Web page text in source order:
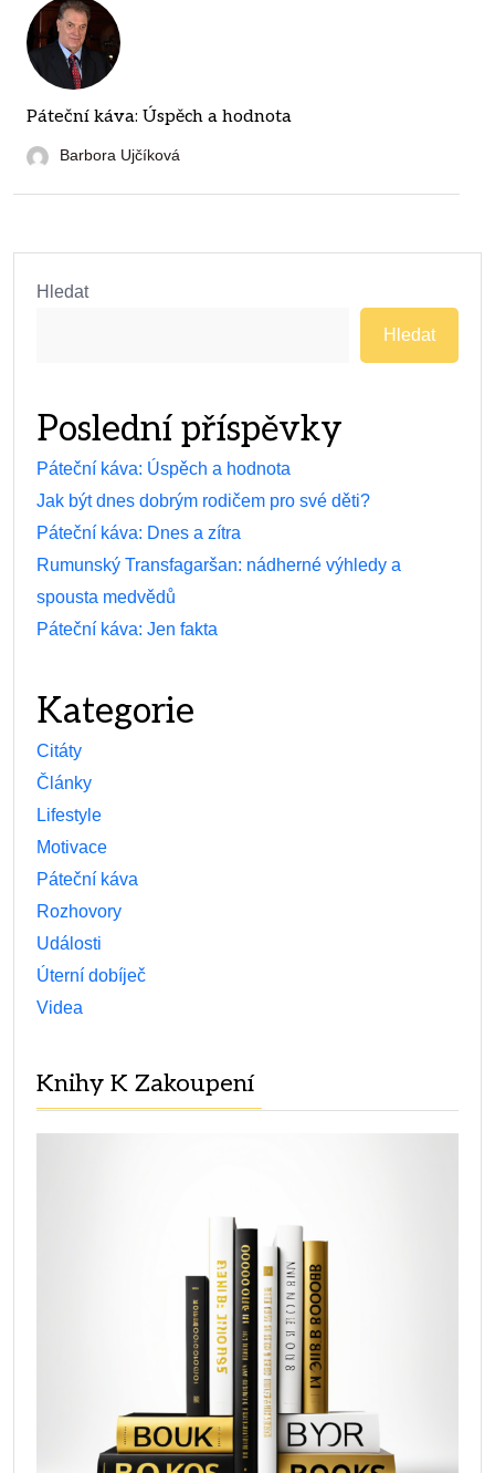
Páteční káva: Úspěch a hodnota
Barbora Ujčíková
Hledat
Hledat
Poslední příspěvky
Páteční káva: Úspěch a hodnota
Jak být dnes dobrým rodičem pro své děti?
Páteční káva: Dnes a zítra
Rumunský Transfagaršan: nádherné výhledy a
spousta medvědů
Páteční káva: Jen fakta
Kategorie
Citáty
Články
Lifestyle
Motivace
Páteční káva
Rozhovory
Události
Úterní dobíječ
Videa
Knihy K Zakoupení